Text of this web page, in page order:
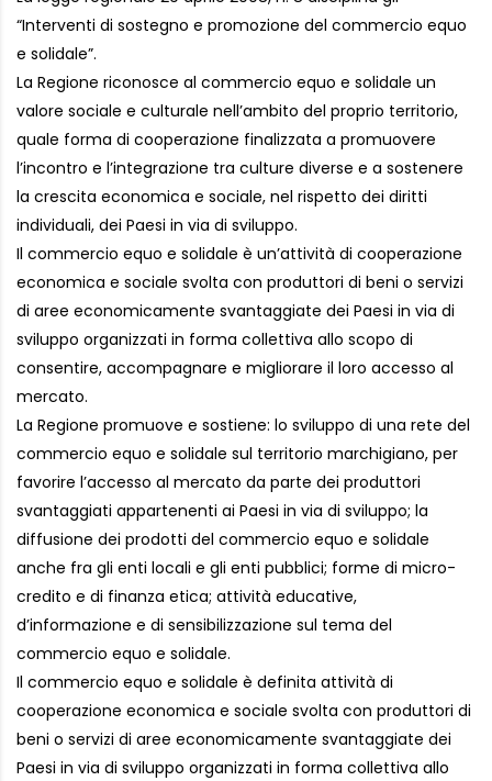
“Interventi di sostegno e promozione del commercio equo
e solidale”.
La Regione riconosce al commercio equo e solidale un
valore sociale e culturale nell’ambito del proprio territorio,
quale forma di cooperazione finalizzata a promuovere
l’incontro e l’integrazione tra culture diverse e a sostenere
la crescita economica e sociale, nel rispetto dei diritti
individuali, dei Paesi in via di sviluppo.
Il commercio equo e solidale è un’attività di cooperazione
economica e sociale svolta con produttori di beni o servizi
di aree economicamente svantaggiate dei Paesi in via di
sviluppo organizzati in forma collettiva allo scopo di
consentire, accompagnare e migliorare il loro accesso al
mercato.
La Regione promuove e sostiene: lo sviluppo di una rete del
commercio equo e solidale sul territorio marchigiano, per
favorire l’accesso al mercato da parte dei produttori
svantaggiati appartenenti ai Paesi in via di sviluppo; la
diffusione dei prodotti del commercio equo e solidale
anche fra gli enti locali e gli enti pubblici; forme di micro-
credito e di finanza etica; attività educative,
d’informazione e di sensibilizzazione sul tema del
commercio equo e solidale.
Il commercio equo e solidale è definita attività di
cooperazione economica e sociale svolta con produttori di
beni o servizi di aree economicamente svantaggiate dei
Paesi in via di sviluppo organizzati in forma collettiva allo